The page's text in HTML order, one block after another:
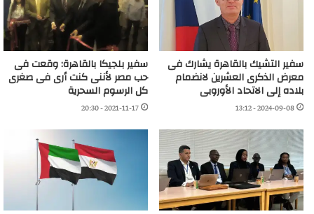
سفير التشيك بالقاهرة يشارك فى
معرض الذكرى العشرين لانضمام
بلاده إلى الاتحاد الأوروبى
2024-09-08 - 13:12
سفير بلجيكا بالقاهرة: وقعت فى
حب مصر لأننى كنت أرى فى صغرى
كل الرسوم السحرية
2021-11-17 - 20:30